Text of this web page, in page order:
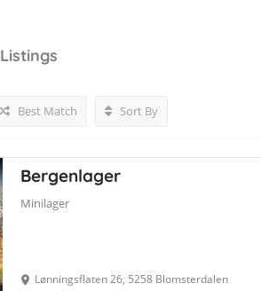
Listings
Best Match Sort By
Bergenlager
Minilager
Lønningsflaten 26, 5258 Blomsterdalen